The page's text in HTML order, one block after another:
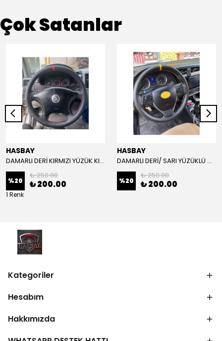
Çok Satanlar
HASBAY
DAMARLI DERİ KIRMIZI YÜZÜK KIRMIZI DİKİŞLİ VW CRAFTER İÇİN İP İĞNE DAHİL
%20
₺ 250.00
₺ 200.00
1 Renk
HASBAY
DAMARLI DERİ/ SARI YÜZÜKLÜ MODEL/SARI DİKİŞLİ/HIZLI KARGO
%20
₺ 250.00
₺ 200.00
Kategoriler
Hesabım
Hakkımızda